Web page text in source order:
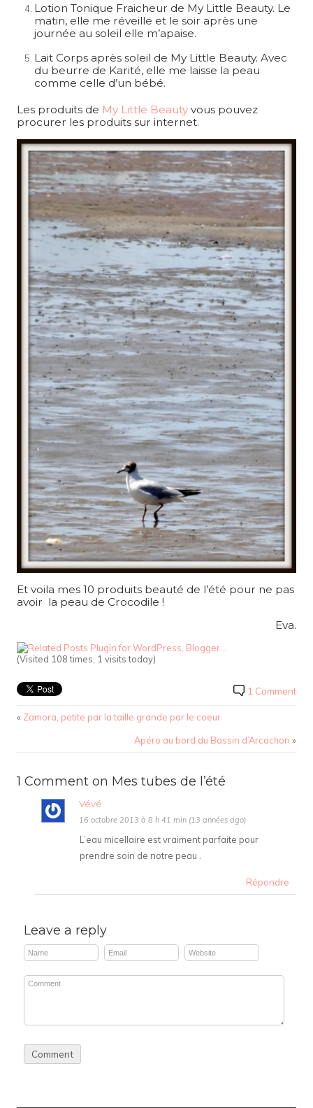
Lotion Tonique Fraicheur de My Little Beauty. Le
matin, elle me réveille et le soir après une
journée au soleil elle m’apaise.
Lait Corps après soleil de My Little Beauty. Avec
du beurre de Karité, elle me laisse la peau
comme celle d’un bébé.
Les produits de My Little Beauty vous pouvez
procurer les produits sur internet.
Et voila mes 10 produits beauté de l’été pour ne pas
avoir la peau de Crocodile !
Eva.
(Visited 108 times, 1 visits today)
1 Comment
« Zamora, petite par la taille grande par le coeur
Apéro au bord du Bassin d’Arcachon »
1 Comment on Mes tubes de l’été
Vévé
16 octobre 2013 à 8 h 41 min (13 années ago)
L’eau micellaire est vraiment parfaite pour
prendre soin de notre peau .
Répondre
Leave a reply